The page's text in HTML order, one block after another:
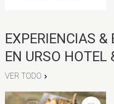
EXPERIENCIAS &
EN URSO HOTEL
VER TODO